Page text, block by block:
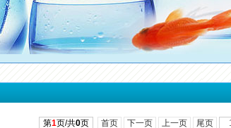
第1页/共0页 首页 下一页 上一页 尾页